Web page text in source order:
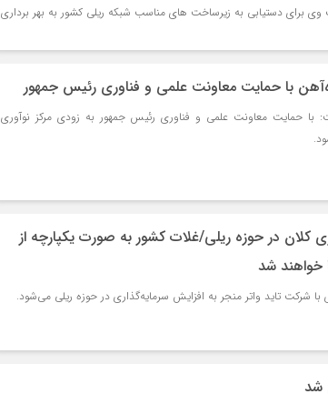
برای دستیابی به زیرساخت های مناسب شبکه ریلی کشور به بهر برداری
با حمایت معاونت علمی و فناوری رئیس جمهور
با حمایت معاونت علمی و فناوری رئیس جمهور به زودی مرکز نوآوری
کلان در حوزه ریلی/غلات کشور به صورت یکپارچه از
خواهند شد
شرکت تاید واتر منجر به افزایش سرمایه‌گذاری در حوزه ریلی می‌شود.
شد